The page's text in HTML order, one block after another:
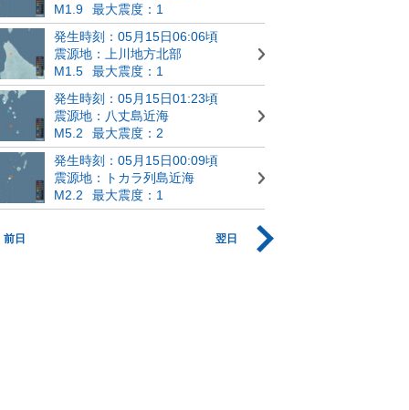
M1.9
最大震度：1
発生時刻：05月15日06:06頃
震源地：上川地方北部
M1.5
最大震度：1
発生時刻：05月15日01:23頃
震源地：八丈島近海
M5.2
最大震度：2
発生時刻：05月15日00:09頃
震源地：トカラ列島近海
M2.2
最大震度：1
前日 翌日